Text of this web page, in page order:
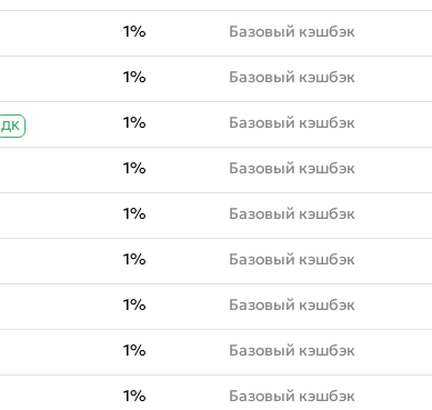
1% Базовый кэшбэк
1% Базовый кэшбэк
ДК 1% Базовый кэшбэк
1% Базовый кэшбэк
1% Базовый кэшбэк
1% Базовый кэшбэк
1% Базовый кэшбэк
1% Базовый кэшбэк
1% Базовый кэшбэк